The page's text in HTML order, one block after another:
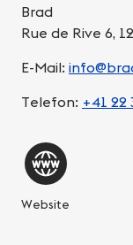
Brad
Rue de Rive 6,
E-Mail:
Telefon: +41 22
Website